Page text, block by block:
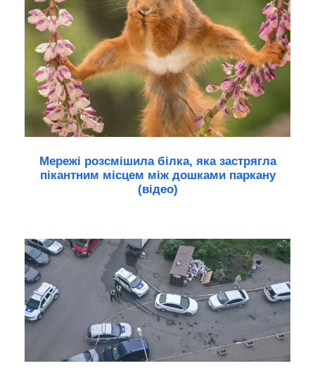
Мережі розсмішила білка, яка застрягла
пікантним місцем між дошками паркану
(відео)